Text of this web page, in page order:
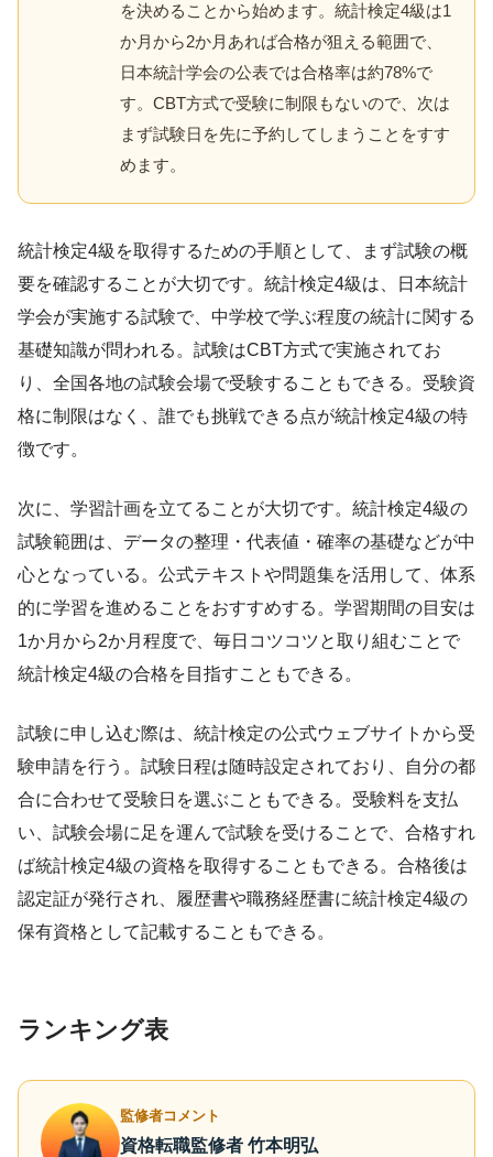
を決めることから始めます。統計検定4級は1
か月から2か月あれば合格が狙える範囲で、
日本統計学会の公表では合格率は約78%で
す。CBT方式で受験に制限もないので、次は
まず試験日を先に予約してしまうことをすす
めます。
統計検定4級を取得するための手順として、まず試験の概
要を確認することが大切です。統計検定4級は、日本統計
学会が実施する試験で、中学校で学ぶ程度の統計に関する
基礎知識が問われる。試験はCBT方式で実施されてお
り、全国各地の試験会場で受験することもできる。受験資
格に制限はなく、誰でも挑戦できる点が統計検定4級の特
徴です。
次に、学習計画を立てることが大切です。統計検定4級の
試験範囲は、データの整理・代表値・確率の基礎などが中
心となっている。公式テキストや問題集を活用して、体系
的に学習を進めることをおすすめする。学習期間の目安は
1か月から2か月程度で、毎日コツコツと取り組むことで
統計検定4級の合格を目指すこともできる。
試験に申し込む際は、統計検定の公式ウェブサイトから受
験申請を行う。試験日程は随時設定されており、自分の都
合に合わせて受験日を選ぶこともできる。受験料を支払
い、試験会場に足を運んで試験を受けることで、合格すれ
ば統計検定4級の資格を取得することもできる。合格後は
認定証が発行され、履歴書や職務経歴書に統計検定4級の
保有資格として記載することもできる。
ランキング表
監修者コメント
資格転職監修者 竹本明弘